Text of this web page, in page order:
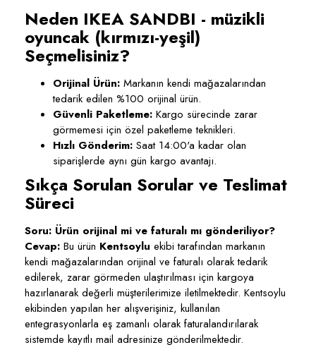
Neden IKEA SANDBI - müzikli
oyuncak (kırmızı-yeşil)
Seçmelisiniz?
Orijinal Ürün: Markanın kendi mağazalarından
tedarik edilen %100 orijinal ürün.
Güvenli Paketleme: Kargo sürecinde zarar
görmemesi için özel paketleme teknikleri.
Hızlı Gönderim: Saat 14:00'a kadar olan
siparişlerde aynı gün kargo avantajı.
Sıkça Sorulan Sorular ve Teslimat
Süreci
Soru: Ürün orijinal mi ve faturalı mı gönderiliyor?
Cevap: Bu ürün Kentsoylu ekibi tarafından markanın
kendi mağazalarından orijinal ve faturalı olarak tedarik
edilerek, zarar görmeden ulaştırılması için kargoya
hazırlanarak değerli müşterilerimize iletilmektedir. Kentsoylu
ekibinden yapılan her alışverişiniz, kullanılan
entegrasyonlarla eş zamanlı olarak faturalandırılarak
sistemde kayıtlı mail adresinize gönderilmektedir.